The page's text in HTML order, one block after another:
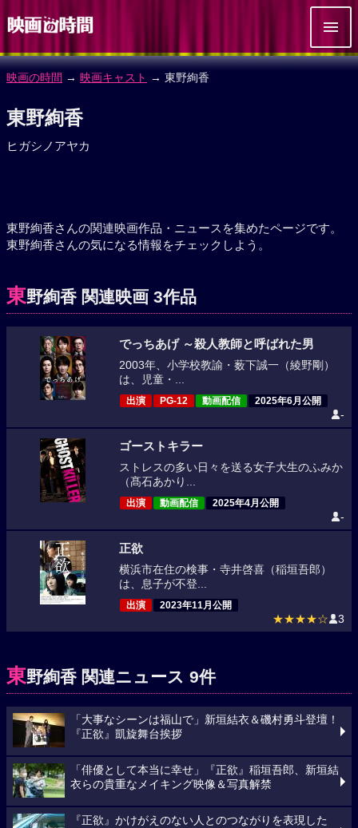
映画の時間 → 映画キャスト → 東野絢香
東野絢香
ヒガシノアヤカ
東野絢香さんの関連映画作品・ニュースを集めたページです。
東野絢香さんの気になる情報をチェックしよう。
東野絢香 関連映画 3作品
でっちあげ ～殺人教師と呼ばれた男
2003年、小学校教諭・薮下誠一（綾野剛）
は、児童・...
出演 PG-12 動画配信 2025年6月公開
-
ゴーストキラー
ストレスの多い日々を送る女子大生のふみか
（髙石あかり...
出演 動画配信 2025年4月公開
-
正欲
横浜市在住の検事・寺井啓喜（稲垣吾郎）
は、息子が不登...
出演 2023年11月公開
★★★★☆ 3
東野絢香 関連ニュース 9件
「大事なシーンは福山で」新垣結衣＆磯村勇斗登壇！
『正欲』凱旋舞台挨拶
「俳優として本当に幸せ」『正欲』稲垣吾郎、新垣結
衣らの貴重なメイキング映像＆写真解禁
『正欲』かけがえのない人とのつながりを表現した